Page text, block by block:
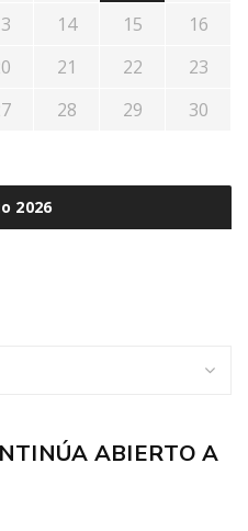
2026
14 15
16
21 22
23
28 29
30
ABIERTO A